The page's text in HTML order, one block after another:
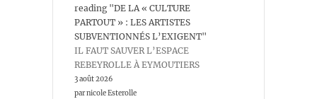
reading "DE LA « CULTURE
PARTOUT » : LES ARTISTES
SUBVENTIONNÉS L’EXIGENT"
IL FAUT SAUVER L’ESPACE
REBEYROLLE À EYMOUTIERS
3 août 2026
par nicole Esterolle